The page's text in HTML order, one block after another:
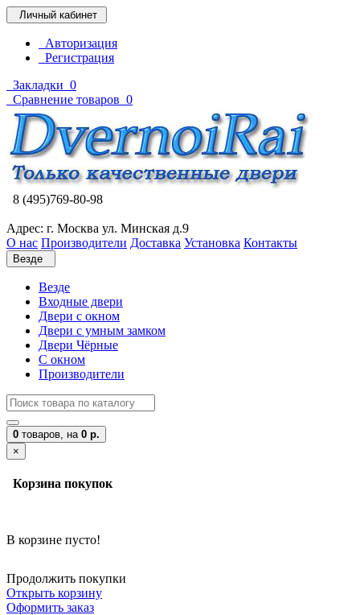
Личный кабинет
Авторизация
Регистрация
Закладки 0
Сравнение товаров 0
8 (495)769-80-98
Адрес: г. Москва ул. Минская д.9
О нас Производители Доставка Установка Контакты
Везде
Везде
Входные двери
Двери с окном
Двери с умным замком
Двери Чёрные
C окном
Производители
0 товаров, на 0 р.
×
Корзина покупок
В корзине пусто!
Продолжить покупки
Открыть корзину
Оформить заказ